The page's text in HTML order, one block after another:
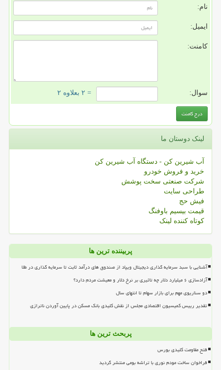
نام:
ایمیل:
کامنت:
سوال: = ۲ بعلاوه ۲
لینک دوستان ما
آب شیرین کن - دستگاه آب شیرین کن
خرید و فروش خودرو
شرکت صنعتی سخت پوشش
طراحی سایت
فیش حج
قیمت بیسیم باوفنگ
کوتاه کننده لینک
پربیننده ترین ها
آشنایی با سبد سرمایه گذاری دیجیتال ویپاد از صندوق های درآمد ثابت تا سرمایه گذاری در طلا
آزادسازی ۶ میلیارد دلار چه تاثیری بر نرخ دلار و معیشت مردم دارد؟
دو سناریوی مهم برای بازار سهام تا انتهای سال
تقدیر رییس کمیسیون اقتصادی مجلس از نقش کلیدی بانک مسکن در پایین آوردن ناترازی
پربحث ترین ها
فتح مقاومت کلیدی بورس
فراخوان ساخت مودم نوری با تراشه بومی منتشر گردید